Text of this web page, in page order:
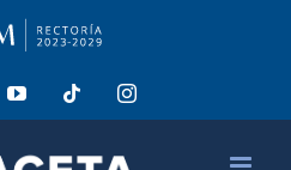
YouTube Tiktok Instagram